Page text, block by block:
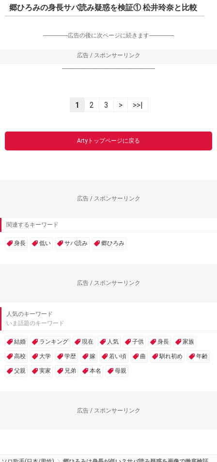
郷ひろみの身長サバ読み疑惑を検証① 松井玲奈と比較
-----------------広告の後に次ページに続きます-----------------
広告 / スポンサーリンク
----------------------------------------------------------------
1 2 3 > >>|
Artyトップページに戻る
広告 / スポンサーリンク
関連するキーワード
身長 低い サバ読み 郷ひろみ
広告 / スポンサーリンク
人気のキーワード
いま話題のキーワード
結婚 ランキング 現在 人気 子供 身長 家族
高校 大学 学歴 嫁 若い頃 曲 馴れ初め 年齢
父親 実家 兄弟 本名 母親
広告 / スポンサーリンク